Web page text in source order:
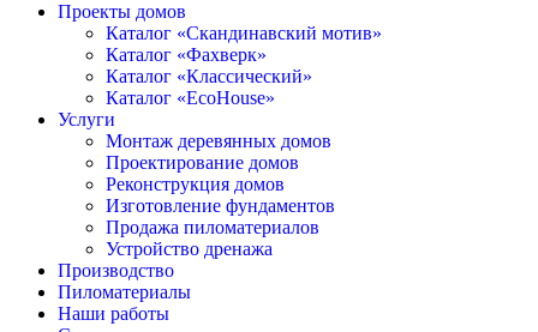
Проекты домов
Каталог «Скандинавский мотив»
Каталог «Фахверк»
Каталог «Классический»
Каталог «EcoHouse»
Услуги
Монтаж деревянных домов
Проектирование домов
Реконструкция домов
Изготовление фундаментов
Продажа пиломатериалов
Устройство дренажа
Производство
Пиломатериалы
Наши работы